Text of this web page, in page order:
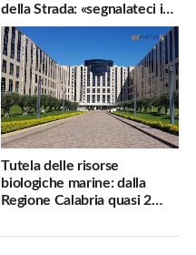
della Strada: «segnalateci i
pericoli, interverremo
subito»
Tutela delle risorse
biologiche marine: dalla
Regione Calabria quasi 2